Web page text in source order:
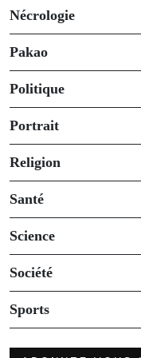
Nécrologie
Pakao
Politique
Portrait
Religion
Santé
Science
Société
Sports